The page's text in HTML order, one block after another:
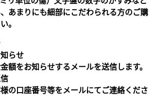
あまりにも細部にこだわられる方のご購
。
らせ
額をお知らせするメールを送信します。
の口座番号等をメールにてご連絡くださ